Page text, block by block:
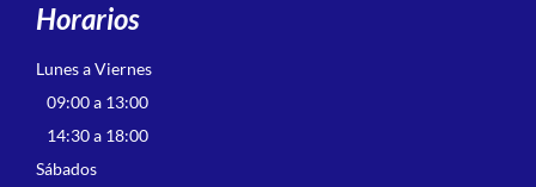
Horarios
Lunes a Viernes
09:00 a 13:00
14:30 a 18:00
Sábados